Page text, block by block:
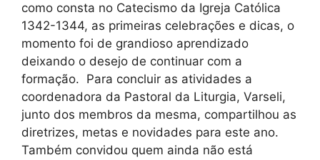
como consta no Catecismo da Igreja Católica
1342-1344, as primeiras celebrações e dicas, o
momento foi de grandioso aprendizado
deixando o desejo de continuar com a
formação. Para concluir as atividades a
coordenadora da Pastoral da Liturgia, Varseli,
junto dos membros da mesma, compartilhou as
diretrizes, metas e novidades para este ano.
Também convidou quem ainda não está